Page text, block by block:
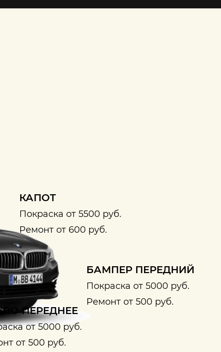
КАПОТ
Покраска от 5500 руб.
Ремонт от 600 руб.
БАМПЕР ПЕРЕДНИЙ
Покраска от 5000 руб.
Ремонт от 500 руб.
ПЕРЕДНЕЕ
от 5000 руб.
от 500 руб.